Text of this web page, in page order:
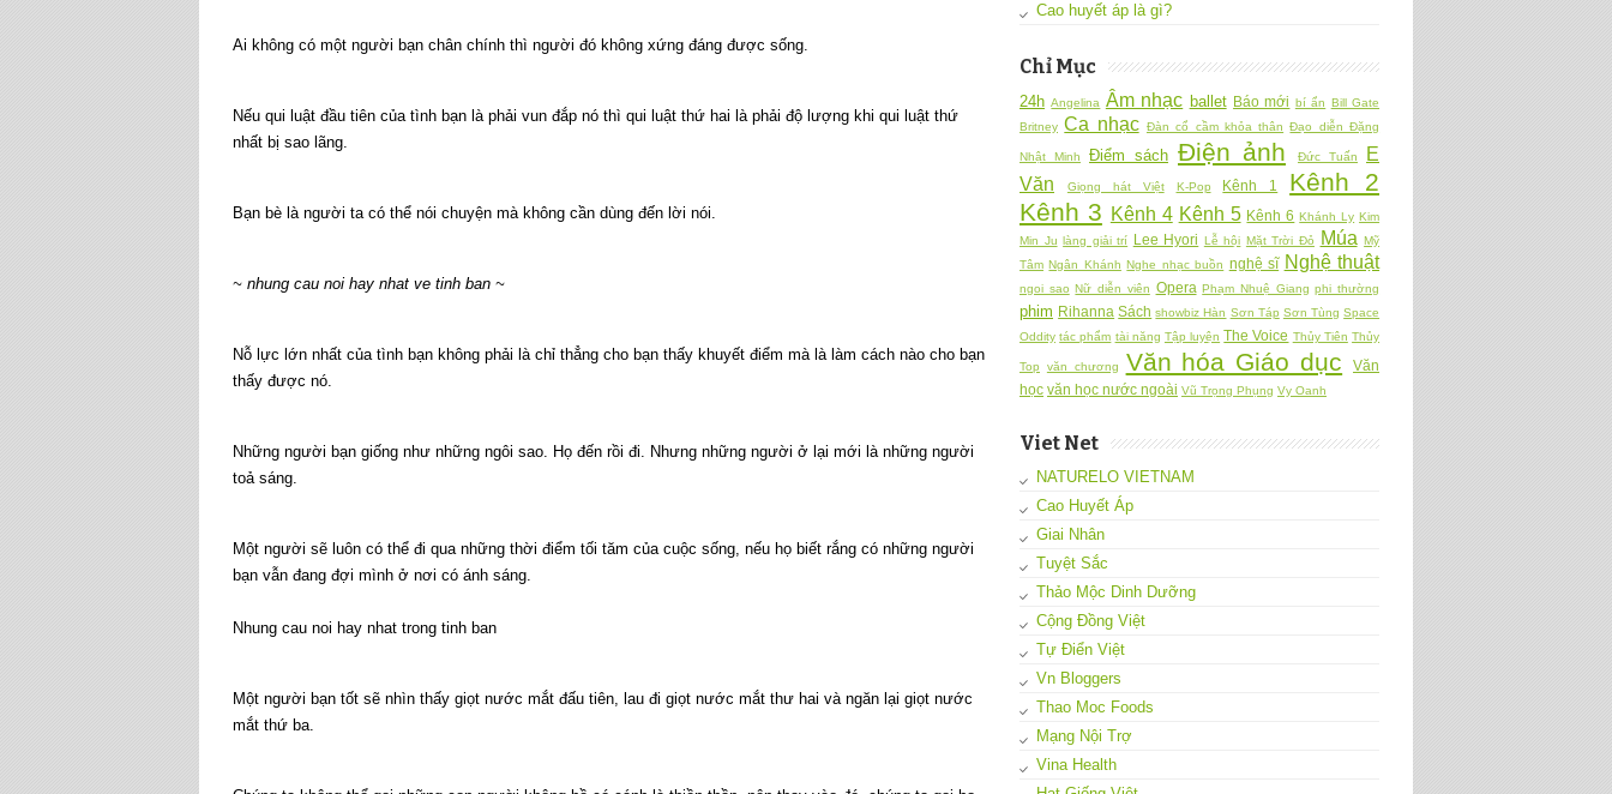
Ai không có một người bạn chân chính thì người đó không xứng đáng được sống.
Nếu qui luật đầu tiên của tình bạn là phải vun đắp nó thì qui luật thứ hai là phải độ lượng khi qui luật thứ
nhất bị sao lãng.
Bạn bè là người ta có thể nói chuyện mà không cần dùng đến lời nói.
~ nhung cau noi hay nhat ve tinh ban ~
Nỗ lực lớn nhất của tình bạn không phải là chỉ thẳng cho bạn thấy khuyết điểm mà là làm cách nào cho bạn
thấy được nó.
Những người bạn giống như những ngôi sao. Họ đến rồi đi. Nhưng những người ở lại mới là những người
toả sáng.
Một người sẽ luôn có thể đi qua những thời điểm tối tăm của cuộc sống, nếu họ biết rắng có những người
bạn vẫn đang đợi mình ở nơi có ánh sáng.
Nhung cau noi hay nhat trong tinh ban
Một người bạn tốt sẽ nhìn thấy giọt nước mắt đấu tiên, lau đi giọt nước mắt thư hai và ngăn lại giọt nước
mắt thứ ba.
Cao huyết áp là gì?
Chỉ Mục
24h Angelina Âm nhạc ballet Báo mới bí ẩn Bill Gate
Britney Ca nhạc Đàn cổ cầm khỏa thân Đạo diễn Đặng
Nhật Minh Điểm sách Điện ảnh Đức Tuấn
E
Văn
Giọng hát Việt K-Pop Kênh 1
Kênh 2
Kênh 3 Kênh 4 Kênh 5 Kênh 6 Khánh Ly Kim
Min Ju làng giải trí Lee Hyori Lễ hội Mặt Trời Đỏ Múa Mỹ
Tâm Ngân Khánh Nghe nhạc buồn nghệ sĩ Nghệ thuật
ngoi sao Nữ diễn viên Opera Phạm Nhuệ Giang phi thường
phim Rihanna Sách showbiz Hàn Sơn Táp Sơn Tùng Space
Oddity tác phẩm tài năng Tập luyện The Voice Thủy Tiên Thủy
Top văn chương Văn hóa Giáo dục
Văn
học văn học nước ngoài Vũ Trọng Phụng Vy Oanh
Viet Net
NATURELO VIETNAM
Cao Huyết Áp
Giai Nhân
Tuyệt Sắc
Thảo Mộc Dinh Dưỡng
Cộng Đồng Việt
Tự Điển Việt
Vn Bloggers
Thao Moc Foods
Mạng Nội Trợ
Vina Health